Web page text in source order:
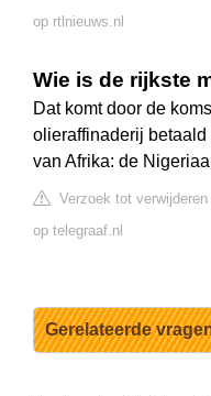
op rtlnieuws.nl
Wie is de rijkste
Dat komt door de
olieraffinaderij
van Afrika: de
Verzoek tot
op telegraaf.nl
Gerelateerde